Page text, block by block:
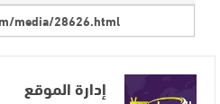
إدارة الموقع